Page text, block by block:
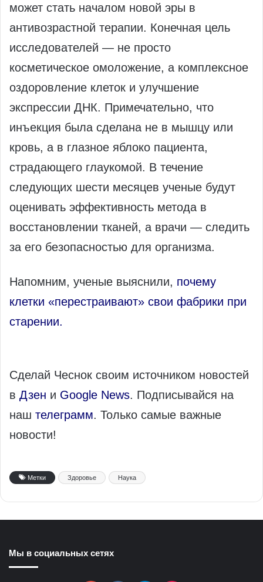
может стать началом новой эры в
антивозрастной терапии. Конечная цель
исследователей — не просто
косметическое омоложение, а комплексное
оздоровление клеток и улучшение
экспрессии ДНК. Примечательно, что
инъекция была сделана не в мышцу или
кровь, а в глазное яблоко пациента,
страдающего глаукомой. В течение
следующих шести месяцев ученые будут
оценивать эффективность метода в
восстановлении тканей, а врачи — следить
за его безопасностью для организма.
Напомним, ученые выяснили, почему
клетки «перестраивают» свои фабрики при
старении.
Сделай Чеснок своим источником новостей
в Дзен и Google News. Подписывайся на
наш телеграмм. Только самые важные
новости!
Метки Здоровье Наука
Мы в социальных сетях